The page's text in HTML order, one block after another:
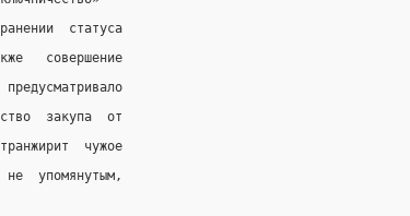
статуса
совершение
закупа  от
чужое
не  упомянутым,